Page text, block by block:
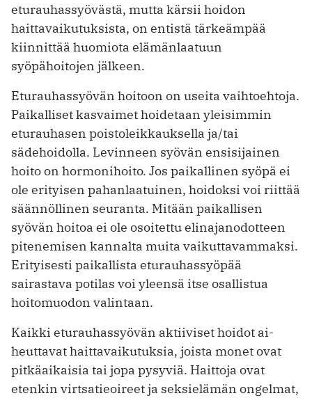
eturauhassyövästä, mutta kärsii hoidon
haittavaikutuksista, on entistä tärkeämpää
kiinnittää huomiota elämänlaatuun
syöpähoitojen jälkeen.
Eturauhassyövän hoitoon on useita vaihto­ehtoja.
Paikalliset kasvaimet hoidetaan yleisimmin
eturauhasen poistoleikkauksella ja/tai
sädehoidolla. Levinneen syövän ensisijainen
hoito on hormonihoito. Jos paikallinen syöpä ei
ole erityisen pahanlaatuinen, hoidoksi voi riittää
säännöllinen seuranta. Mitään paikallisen
syövän hoitoa ei ole osoitettu elinajanodotteen
pitenemisen kannalta muita vaikuttavammaksi.
Erityisesti paikallista eturauhassyöpää
sairastava potilas voi yleensä itse osallistua
hoitomuodon valintaan.
Kaikki eturauhassyövän aktiiviset hoidot ai­
heuttavat haittavaikutuksia, joista monet ovat
pitkäaikaisia tai jopa pysyviä. Haittoja ovat
etenkin virtsatieoireet ja seksielämän ongelmat,